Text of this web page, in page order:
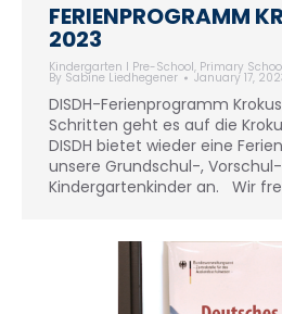
FERIENPROGRAMM
2023
Kindergarten I Pre-School, Primary
By Sabine Liedhegener January 17,
DISDH-Ferienprogramm
Schritten geht es auf die
DISDH bietet wieder eine
unsere Grundschul-,
Kindergartenkinder an. Wir